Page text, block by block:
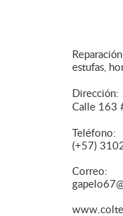
estufas,
Dirección:
Calle 163
Teléfono:
(+57)
Correo: